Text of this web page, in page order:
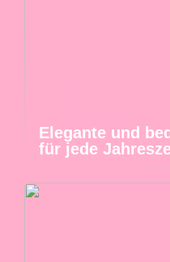
Elegante und
für jede